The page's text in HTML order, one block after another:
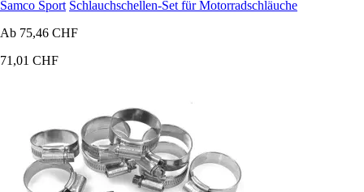
Samco Sport Schlauchschellen-Set für Motorradschläuche
Ab 75,46 CHF
71,01 CHF